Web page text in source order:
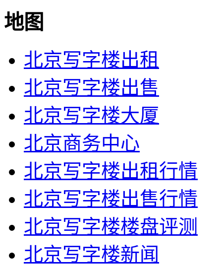
地图
北京写字楼出租
北京写字楼出售
北京写字楼大厦
北京商务中心
北京写字楼出租行情
北京写字楼出售行情
北京写字楼楼盘评测
北京写字楼新闻